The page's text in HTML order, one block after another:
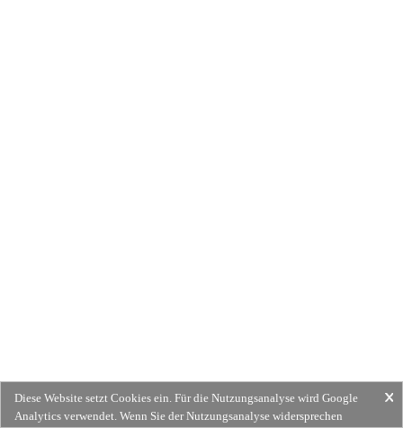
Diese Website setzt Cookies ein. Für die Nutzungsanalyse wird Google
Analytics verwendet. Wenn Sie der Nutzungsanalyse widersprechen